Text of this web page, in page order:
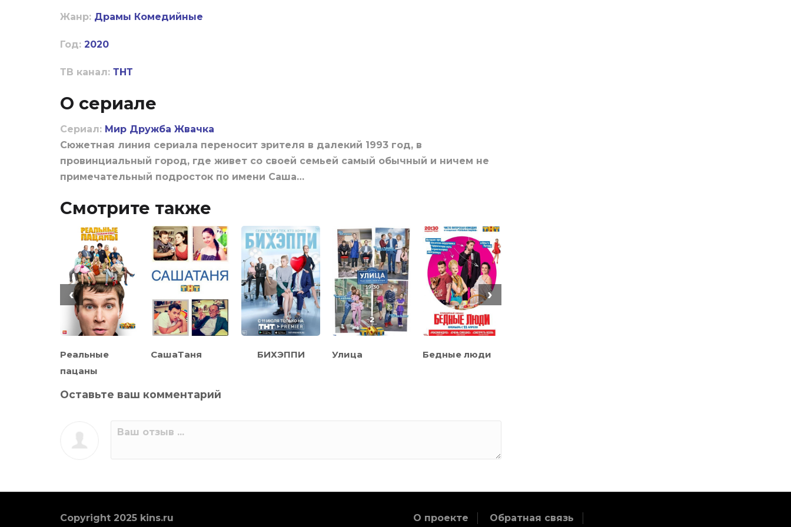
Жанр: Драмы Комедийные
Год: 2020
ТВ канал: ТНТ
О сериале
Сериал: Мир Дружба Жвачка
Сюжетная линия сериала переносит зрителя в далекий 1993 год, в
провинциальный город, где живет со своей семьей самый обычный и ничем не
примечательный подросток по имени Саша…
Смотрите также
Реальные
пацаны
СашаТаня БИХЭППИ Улица Бедные люди
‹ ›
Оставьте ваш комментарий
Copyright 2025 kins.ru О проекте Обратная связь